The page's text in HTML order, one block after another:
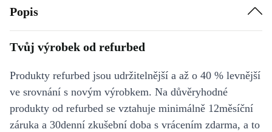
Popis
Tvůj výrobek od refurbed
Produkty refurbed jsou udržitelnější a až o 40 % levnější
ve srovnání s novým výrobkem. Na důvěryhodné
produkty od refurbed se vztahuje minimálně 12měsíční
záruka a 30denní zkušební doba s vrácením zdarma, a to